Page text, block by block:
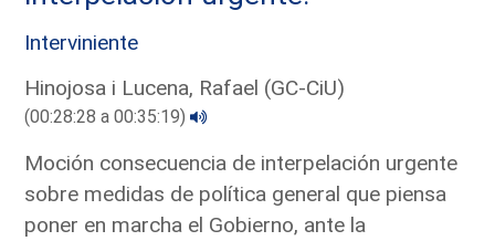
Interviniente
Hinojosa i Lucena, Rafael (GC-CiU)
(00:28:28 a 00:35:19)
Moción consecuencia de interpelación urgente
sobre medidas de política general que piensa
poner en marcha el Gobierno, ante la